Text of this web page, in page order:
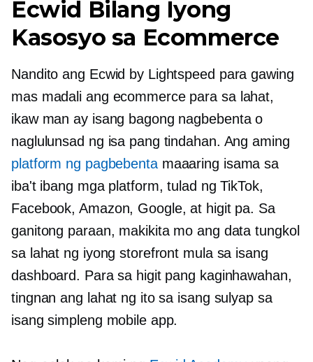
Ecwid Bilang Iyong
Kasosyo sa Ecommerce
Nandito ang Ecwid by Lightspeed para gawing
mas madali ang ecommerce para sa lahat,
ikaw man ay isang bagong nagbebenta o
naglulunsad ng isa pang tindahan. Ang aming
platform ng pagbebentamaaaring isama sa
iba't ibang mga platform, tulad ng TikTok,
Facebook, Amazon, Google, at higit pa. Sa
ganitong paraan, makikita mo ang data tungkol
sa lahat ng iyong storefront mula sa isang
dashboard. Para sa higit pang kaginhawahan,
tingnan ang lahat ng ito sa isang sulyap sa
isang simpleng mobile app.